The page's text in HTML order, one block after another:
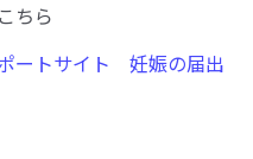
ちら
ートサイト 妊娠の届出